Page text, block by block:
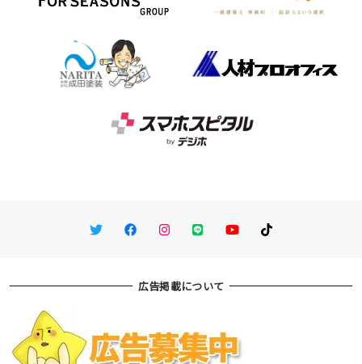
TwitterFacebookInstagram
LINE You TubeTikTok
広告掲載について